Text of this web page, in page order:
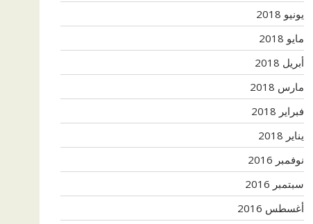
يونيو 2018
مايو 2018
أبريل 2018
مارس 2018
فبراير 2018
يناير 2018
نوفمبر 2016
سبتمبر 2016
أغسطس 2016